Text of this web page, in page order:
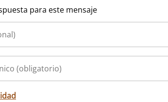
para este mensaje